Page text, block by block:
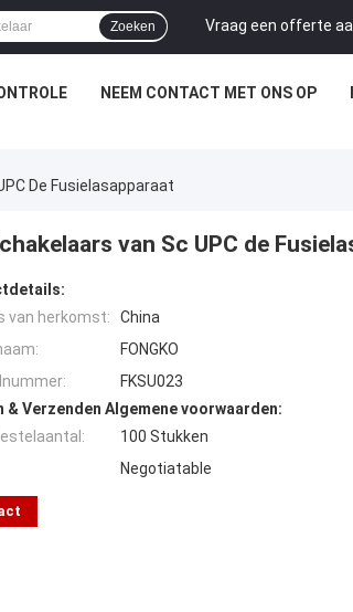
Vraag een offerte
Zoeken
NEEM CONTACT MET ONS OP
De Fusielasapparaat
van Sc UPC de
van herkomst:
China
FONGKO
FKSU023
& Verzenden Algemene voorwaarden:
100 Stukken
Negotiatable